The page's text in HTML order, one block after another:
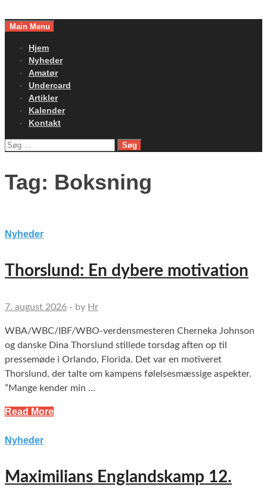
toMain Menu
Hjem
Nyheder
Amatør
Undercard
Artikler
Kalender
Kontakt
Søg
Tag: Boksning
Nyheder
Thorslund: En dybere motivation
7. august 2026 - by Hr
WBA/WBC/IBF/WBO-verdensmesteren Cherneka Johnson
og danske Dina Thorslund stillede torsdag aften op til
pressemøde i Orlando, Florida. Det var en motiveret
Thorslund, der talte om kampens følelsesmæssige aspekter.
”Mange kender min …
Read More
Nyheder
Maximilians Englandskamp 12.